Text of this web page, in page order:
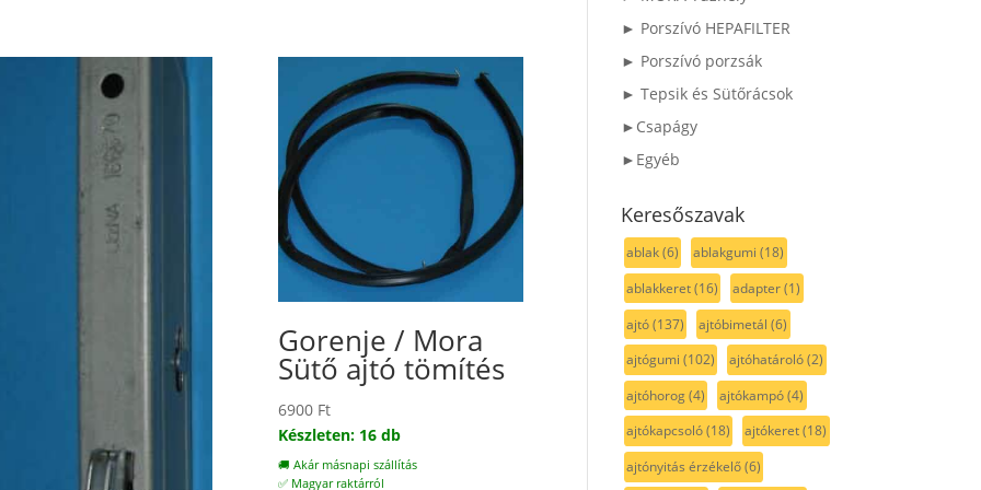
Gorenje / Mora
Sütő ajtó tömítés
6900 Ft
Készleten: 16 db
🚚 Akár másnapi szállítás
✅ Magyar raktárról
► Porszívó HEPAFILTER
► Porszívó porzsák
► Tepsik és Sütőrácsok
►Csapágy
►Egyéb
Keresőszavak
ablak(6) ablakgumi (18)
ablakkeret(16) adapter(1)
ajtó(137) ajtóbimetál (6)
ajtógumi (102) ajtóhatároló(2)
ajtóhorog(4) ajtókampó(4)
ajtókapcsoló(18) ajtókeret(18)
ajtónyitás érzékelő(6)